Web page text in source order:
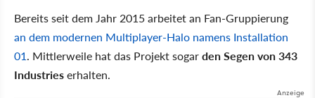
Bereits seit dem Jahr 2015 arbeitet an Fan-Gruppierung
an dem modernen Multiplayer-Halo namens Installation
01. Mittlerweile hat das Projekt sogarden Segen von 343
Industrieserhalten.